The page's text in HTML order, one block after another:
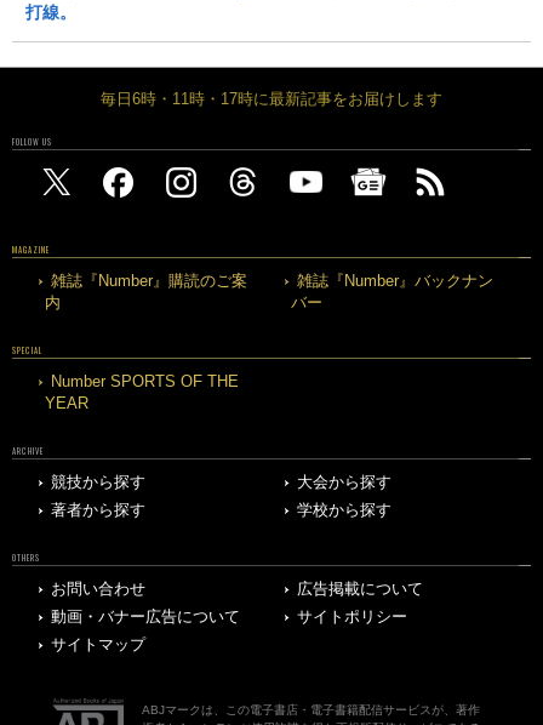
打線。
毎日6時・11時・17時に最新記事をお届けします
FOLLOW US
MAGAZINE
雑誌『Number』購読のご案
内
雑誌『Number』バックナン
バー
SPECIAL
Number SPORTS OF THE
YEAR
ARCHIVE
競技から探す
大会から探す
著者から探す
学校から探す
OTHERS
お問い合わせ
広告掲載について
動画・バナー広告について
サイトポリシー
サイトマップ
ABJマークは、この電子書店・電子書籍配信サービスが、著作